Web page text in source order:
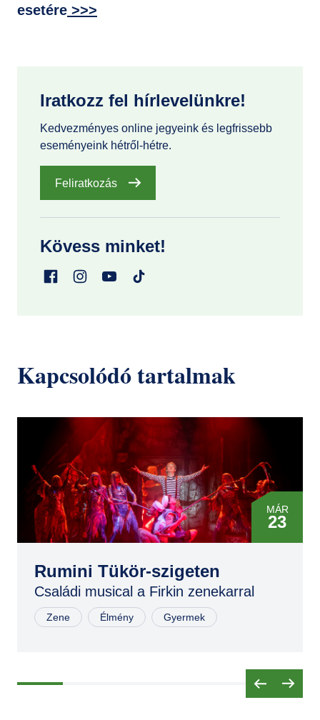
esetére >>>
Iratkozz fel hírlevelünkre!
Kedvezményes online jegyeink és legfrissebb
eseményeink hétről-hétre.
Feliratkozás
Kövess minket!
Kapcsolódó tartalmak
MÁR
23
NOV
Rumini Tükör-szigeten
Családi musical a Firkin zenekarral
Zene Élmény Gyermek